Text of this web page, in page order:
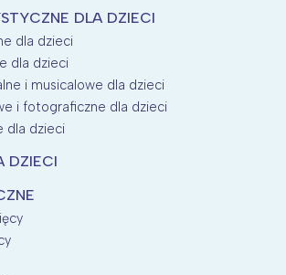
DLA DZIECI
dla dzieci
dla dzieci
i musicalowe dla dzieci
i fotograficzne dla dzieci
dla dzieci
DZIECI